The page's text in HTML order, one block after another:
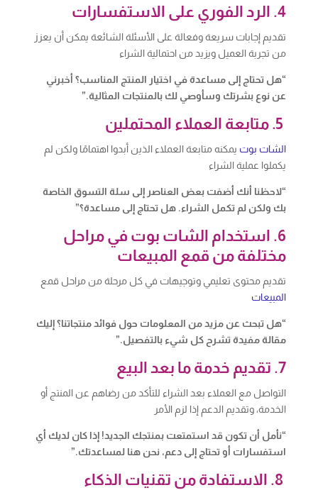
4. الرد الفوري على الاستفسارات
تقديم إجابات سريعة وفعالة على الأسئلة الشائعة يمكن أن يعزز
من تجربة العميل ويزيد من احتمالية الشراء
“هل تحتاج إلى مساعدة في اختيار المنتج المناسب؟ أخبرني
عن نوع بشرتك وسأوصي لك بالمنتجات المثالية.”
الشات بوت يمكنه متابعة العملاء الذين أبدوا اهتمامًا ولكن لم
يكملوا عملية الشراء
“لاحظنا أنك أضفت بعض العناصر إلى سلة التسوق الخاصة
بك ولكن لم تكمل الشراء. هل تحتاج إلى مساعدة؟”
6. استخدام الشات بوت في مراحل
مختلفة من قمع المبيعات
تقديم محتوى تعليمي وتوجيهات في كل مرحلة من مراحل قمع
المبيعات
“هل تبحث عن مزيد من المعلومات حول فوائد منتجاتنا؟ إليك
مقالة مفيدة تشرح كل شيء بالتفصيل.”
7. تقديم خدمة ما بعد البيع
التواصل مع العملاء بعد الشراء للتأكد من رضاهم عن المنتج أو
الخدمة، وتقديم الدعم إذا لزم الأمر
“نأمل أن تكون قد استمتعت بمنتجك الجديد! إذا كان لديك أي
استفسارات أو تحتاج إلى دعم، نحن هنا لمساعدتك.”
8. الاستفادة من تقنيات الذكاء